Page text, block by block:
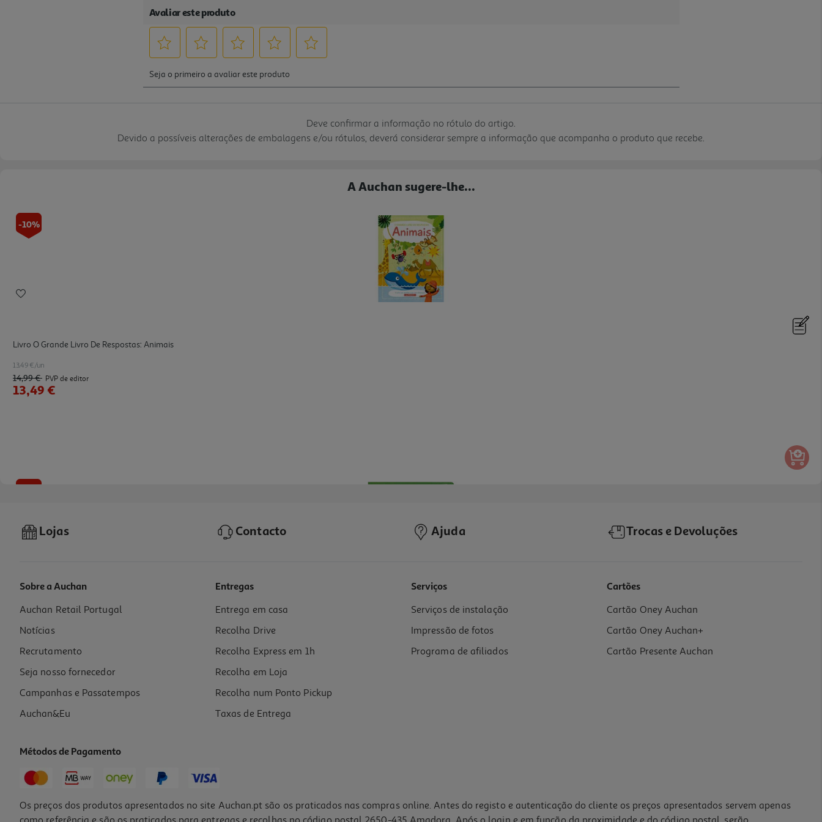
Deve confirmar a informação no rótulo do artigo.
Devido a possíveis alterações de embalagens e/ou rótulos, deverá considerar sempre a informação que acompanha o produto que recebe.
A Auchan sugere-lhe...
-10%
Livro O Grande Livro De Respostas: Animais
13.49 €/un
14,99 € PVP de editor
13,49 €
Livro O Meu Primeiro Livro De Futebol
11.97 €/un
11,97 €
-10%
Lojas Contacto Ajuda Trocas e Devoluções
Sobre a Auchan
Auchan Retail Portugal
Notícias
Recrutamento
Seja nosso fornecedor
Campanhas e Passatempos
Auchan&Eu
Entregas
Entrega em casa
Recolha Drive
Recolha Express em 1h
Recolha em Loja
Recolha num Ponto Pickup
Taxas de Entrega
Serviços
Serviços de instalação
Impressão de fotos
Programa de afiliados
Cartões
Cartão Oney Auchan
Cartão Oney Auchan+
Cartão Presente Auchan
Métodos de Pagamento
Os preços dos produtos apresentados no site Auchan.pt são os praticados nas compras online. Antes do registo e autenticação do cliente os preços apresentados servem apenas